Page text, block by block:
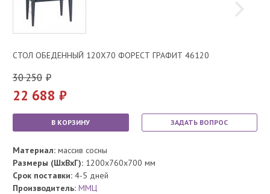
СТОЛ ОБЕДЕННЫЙ 120Х70 ФОРЕСТ ГРАФИТ 46120
30 250
22 688
В КОРЗИНУ ЗАДАТЬ ВОПРОС
Материал: массив сосны
Размеры (ШхВхГ): 1200x760x700 мм
Срок поставки: 4-5 дней
Производитель: ММЦ